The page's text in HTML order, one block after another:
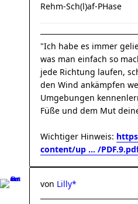
Rehm-Sch(l)af-PHase
"Ich habe es immer
was man einfach so
jede Richtung laufen,
den Wind ankämpfen
Umgebungen
Füße und dem Mut
Wichtiger Hinweis:
content/up ... /
von Lilly*